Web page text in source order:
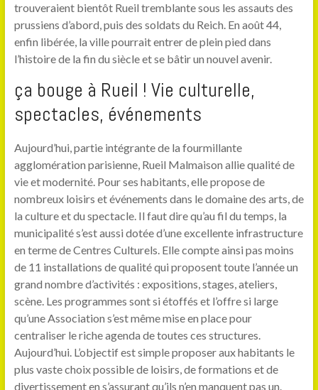
trouveraient bientôt Rueil tremblante sous les assauts des
prussiens d’abord, puis des soldats du Reich. En août 44,
enfin libérée, la ville pourrait entrer de plein pied dans
l’histoire de la fin du siècle et se bâtir un nouvel avenir.
ça bouge à Rueil ! Vie culturelle,
spectacles, événements
Aujourd’hui, partie intégrante de la fourmillante
agglomération parisienne, Rueil Malmaison allie qualité de
vie et modernité. Pour ses habitants, elle propose de
nombreux loisirs et événements dans le domaine des arts, de
la culture et du spectacle. Il faut dire qu’au fil du temps, la
municipalité s’est aussi dotée d’une excellente infrastructure
en terme de Centres Culturels. Elle compte ainsi pas moins
de 11 installations de qualité qui proposent toute l’année un
grand nombre d’activités : expositions, stages, ateliers,
scène. Les programmes sont si étoffés et l’offre si large
qu’une Association s’est même mise en place pour
centraliser le riche agenda de toutes ces structures.
Aujourd’hui. L’objectif est simple proposer aux habitants le
plus vaste choix possible de loisirs, de formations et de
divertissement en s’assurant qu’ils n’en manquent pas un.